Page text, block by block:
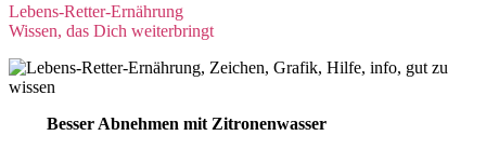
Lebens-Retter-Ernährung
Wissen, das Dich weiterbringt
Besser Abnehmen mit Zitronenwasser